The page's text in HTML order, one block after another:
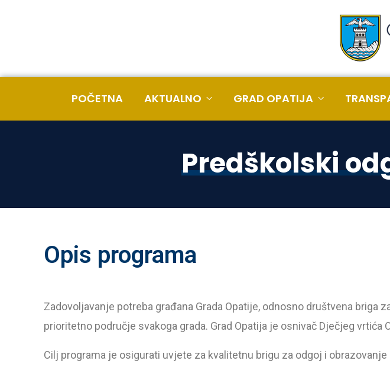
POČETNA AKTUALNO GRAD OPATIJA
Predškolski
Opis programa
Zadovoljavanje potreba građana Grada Opatije, odnosno društvena briga
prioritetno područje svakoga grada. Grad Opatija je osnivač Dječjeg vrtića
Cilj programa je osigurati uvjete za kvalitetnu brigu za odgoj i obrazovanje